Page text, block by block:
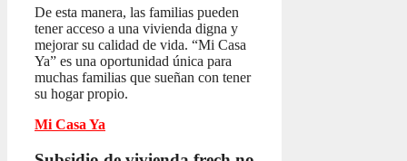
De esta manera, las familias pueden
tener acceso a una vivienda digna y
mejorar su calidad de vida. “Mi Casa
Ya” es una oportunidad única para
muchas familias que sueñan con tener
su hogar propio.
Mi Casa Ya